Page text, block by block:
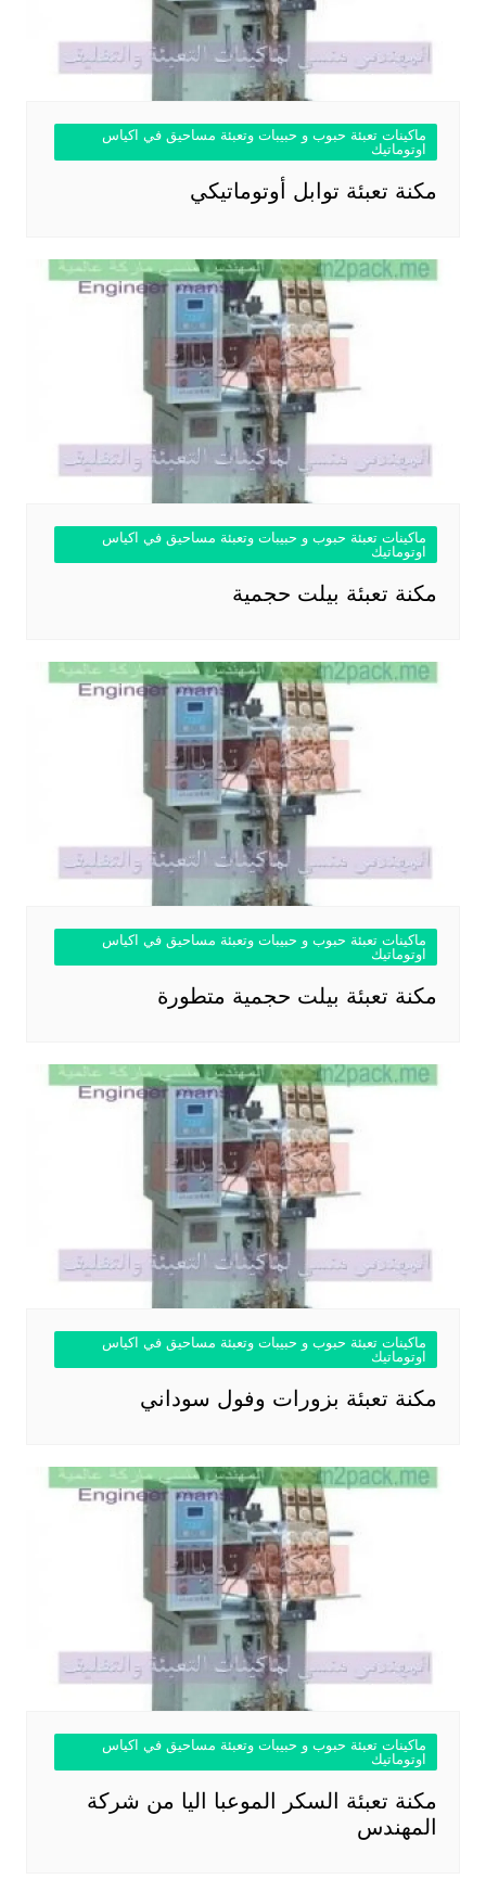
ماكينات تعبئة حبوب و حبيبات وتعبئة مساحيق في اكياس
اوتوماتيك
مكنة تعبئة توابل أوتوماتيكي
ماكينات تعبئة حبوب و حبيبات وتعبئة مساحيق في اكياس
اوتوماتيك
مكنة تعبئة بيلت حجمية
ماكينات تعبئة حبوب و حبيبات وتعبئة مساحيق في اكياس
اوتوماتيك
مكنة تعبئة بيلت حجمية متطورة
ماكينات تعبئة حبوب و حبيبات وتعبئة مساحيق في اكياس
اوتوماتيك
مكنة تعبئة بزورات وفول سوداني
ماكينات تعبئة حبوب و حبيبات وتعبئة مساحيق في اكياس
اوتوماتيك
مكنة تعبئة السكر الموعبا اليا من شركة
المهندس